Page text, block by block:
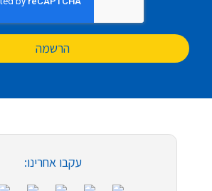
הרשמה
עקבו אחרינו: